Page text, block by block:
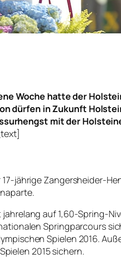
Woche hatte der
dürfen in Zukunft
mit der
jährige Zangersheider-
auf 1,60-Spring-
Springparcours
Spielen 2016.
2015 sichern.